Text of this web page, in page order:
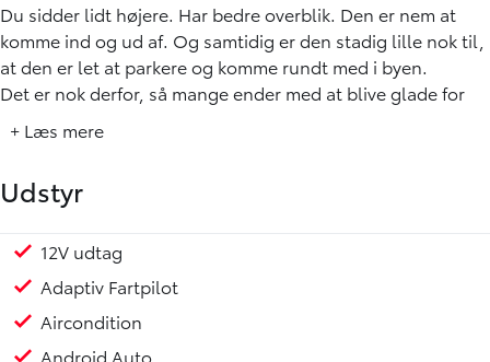
Du sidder lidt højere. Har bedre overblik. Den er nem at
komme ind og ud af. Og samtidig er den stadig lille nok til,
at den er let at parkere og komme rundt med i byen.
Det er nok derfor, så mange ender med at blive glade for
kørslen stille, rolig og utrolig nem i hverdagen. Den glider
egentlig ikke noget af dig.
Active-udgaven giver dig det vigtigste udstyr og en bil, der
føles moderne uden at blive kompliceret.
+ Læs mere
Udstyr
12V udtag
Adaptiv Fartpilot
Aircondition
Android Auto
Fart begrænser
Fartpilot
Fartpilot adaptiv
Fjernbetjent centrallås
Håndfri telefon
Infocenter
Klimaanlæg
Kørecomputer
Læderrat med Varme
Multifunktionsrat
Musikstreaming via bluetooth
Nøglefri Start & Stop
Radio
Regnsensor
Servo
Stemmebetjening
Sædevarme for
Udvendig temperaturmåler
USB stik
Varme i rat
17" Alufælge
Hvide blinklys
LED baglygter
LED kørelys
Metallak
Armlæn
Bagagerumsdækken
Højdejusterbart førersæde
Justerbart rat
Kopholder
Læderrat
Multijusterbart rat
Højdejusterbart passagersæde
Rat m. varme
Splitbagsæde
Stofindtræk
Airbag
Antispin
Auto hold
Automatisk nødbremsesystem
Dæktrykssensor
ESP
Isofix
Lyssensor
Selealarm
Skiltegenkendelse
Startspærre
Vejbaneassistent
Toyota Relax - Slap af med 10 års service aktiveret
Ikke Ryger
Service overholdt
Tidligere undervognsbehandlet